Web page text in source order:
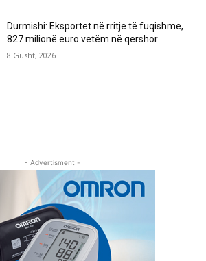
Durmishi: Eksportet në rritje të fuqishme,
827 milionë euro vetëm në qershor
8 Gusht, 2026
- Advertisment -